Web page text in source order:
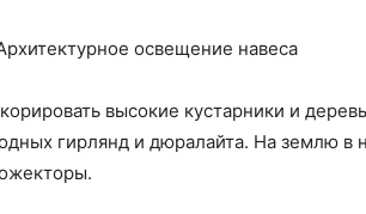
высокие кустарники и
гирлянд и дюралайта. На землю в